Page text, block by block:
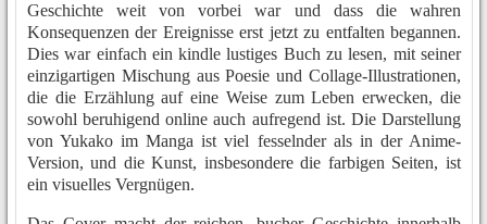
Geschichte weit von vorbei war und dass die wahren
Konsequenzen der Ereignisse erst jetzt zu entfalten begannen.
Dies war einfach ein kindle lustiges Buch zu lesen, mit seiner
einzigartigen Mischung aus Poesie und Collage-Illustrationen,
die die Erzählung auf eine Weise zum Leben erwecken, die
sowohl beruhigend online auch aufregend ist. Die Darstellung
von Yukako im Manga ist viel fesselnder als in der Anime-
Version, und die Kunst, insbesondere die farbigen Seiten, ist
ein visuelles Vergnügen.